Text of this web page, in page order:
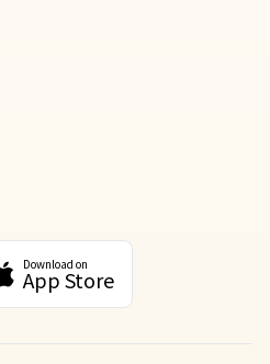
Download on
App Store